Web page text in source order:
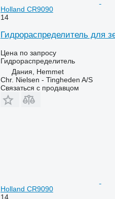
Holland CR9090
14
Гидрораспределитель для
Цена по запросу
Гидрораспределитель
Дания, Hemmet
Chr. Nielsen - Tingheden A/S
Связаться с продавцом
Holland CR9090
14